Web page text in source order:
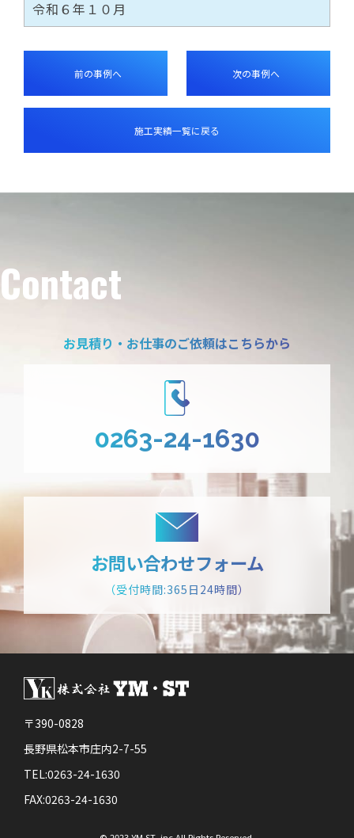
令和６年１０月
前の事例へ 次の事例へ
施工実績一覧に戻る
Contact
お見積り・お仕事のご依頼はこちらから
0263-24-1630
お問い合わせフォーム
（受付時間:365日24時間）
〒390-0828
長野県松本市庄内2-7-55
TEL:0263-24-1630
FAX:0263-24-1630